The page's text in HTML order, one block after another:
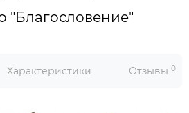
"Благословение"
Характеристики Отзывы 0